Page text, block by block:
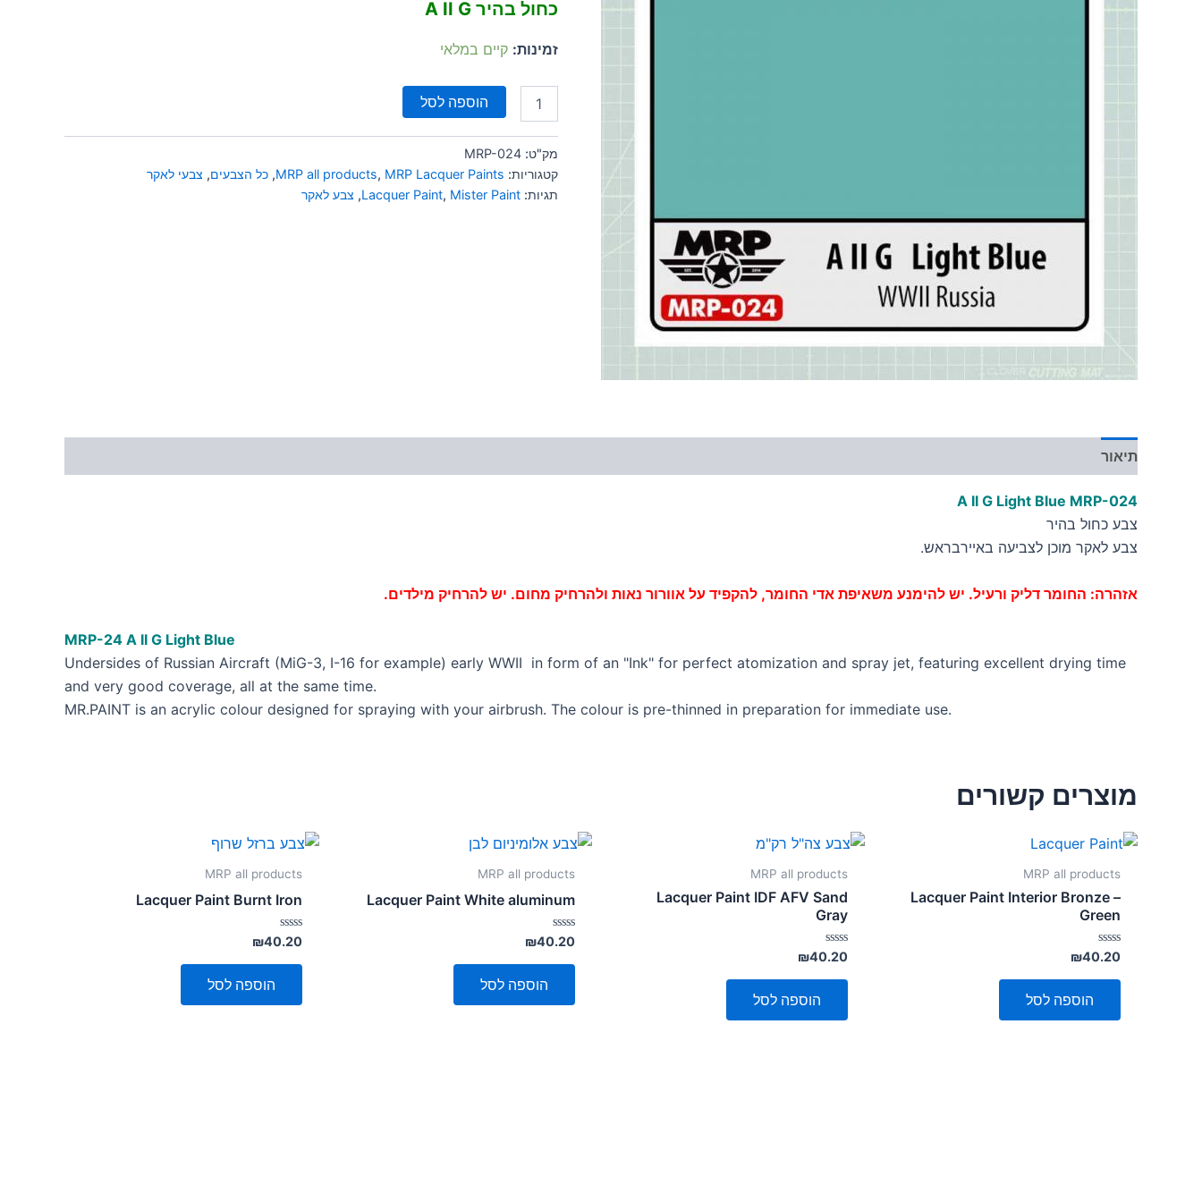
כחול בהיר A II G
זמינות: קיים במלאי
הוספה לסל
מק"ט: MRP-024
קטגוריות:
MRP all products, MRP Lacquer Paints
, כל הצבעים, צבעי לאקר
תגיות:
Lacquer Paint, Mister Paint
, צבע לאקר
תיאור
A II G Light Blue MRP-024
צבע כחול בהיר
צבע לאקר מוכן לצביעה באיירבראש.
אזהרה: החומר דליק ורעיל. יש להימנע משאיפת אדי החומר, להקפיד על אוורור נאות ולהרחיק מחום. יש להרחיק מילדים.
MRP-24 A II G Light Blue
Undersides of Russian Aircraft (MiG-3, I-16 for example) early WWII in form of an "Ink" for perfect atomization and spray jet, featuring excellent drying time
and very good coverage, all at the same time.
MR.PAINT is an acrylic colour designed for spraying with your airbrush. The colour is pre-thinned in preparation for immediate use.
מוצרים קשורים
MRP all products
Lacquer Paint Interior Bronze –
Green
דורג
0
מתוך
₪40.20
הוספה לסל
MRP all products
Lacquer Paint IDF AFV Sand
Gray
דורג
0
מתוך
₪40.20
הוספה לסל
MRP all products
Lacquer Paint White aluminum
דורג
0
מתוך
₪40.20
הוספה לסל
MRP all products
Lacquer Paint Burnt Iron
דורג
0
מתוך
₪40.20
הוספה לסל